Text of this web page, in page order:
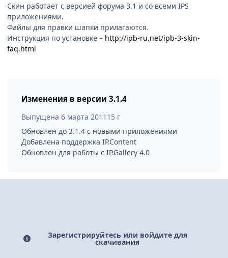
Скин работает с версией форума 3.1 и со всеми IPS
приложениями.
Файлы для правки шапки прилагаются.
Инструкция по установке – http://ipb-ru.net/ipb-3-skin-
faq.html
Изменения в версии 3.1.4
Выпущена 6 марта 2011 15 г
Обновлен до 3.1.4 с новыми приложениями
Добавлена поддержка IP.Content
Обновлен для работы с IP.Gallery 4.0
Зарегистрируйтесь или войдите для
скачивания